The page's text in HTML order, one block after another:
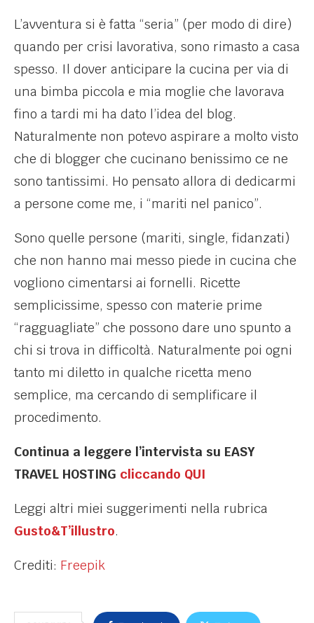
L’avventura si è fatta “seria” (per modo di dire)
quando per crisi lavorativa, sono rimasto a casa
spesso. Il dover anticipare la cucina per via di
una bimba piccola e mia moglie che lavorava
fino a tardi mi ha dato l’idea del blog.
Naturalmente non potevo aspirare a molto visto
che di blogger che cucinano benissimo ce ne
sono tantissimi. Ho pensato allora di dedicarmi
a persone come me, i “mariti nel panico”.
Sono quelle persone (mariti, single, fidanzati)
che non hanno mai messo piede in cucina che
vogliono cimentarsi ai fornelli. Ricette
semplicissime, spesso con materie prime
“ragguagliate” che possono dare uno spunto a
chi si trova in difficoltà. Naturalmente poi ogni
tanto mi diletto in qualche ricetta meno
semplice, ma cercando di semplificare il
procedimento.
Continua a leggere l’intervista su EASY
TRAVEL HOSTING cliccando QUI
Leggi altri miei suggerimenti nella rubrica
Gusto&T’illustro.
Crediti: Freepik